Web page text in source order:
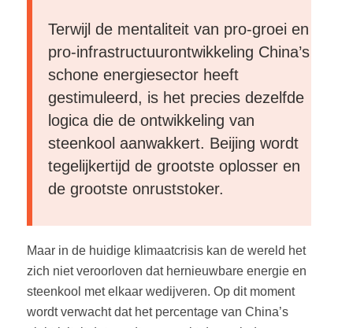
Terwijl de mentaliteit van pro-groei en
pro-infrastructuurontwikkeling China’s
schone energiesector heeft
gestimuleerd, is het precies dezelfde
logica die de ontwikkeling van
steenkool aanwakkert. Beijing wordt
tegelijkertijd de grootste oplosser en
de grootste onruststoker.
Maar in de huidige klimaatcrisis kan de wereld het
zich niet veroorloven dat hernieuwbare energie en
steenkool met elkaar wedijveren. Op dit moment
wordt verwacht dat het percentage van China’s